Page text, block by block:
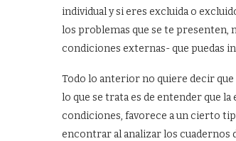
individual y si eres excluida o
los problemas que se te presenten,
condiciones externas- que puedas
Todo lo anterior no quiere decir
lo que se trata es de entender que
condiciones, favorece a un cierto
encontrar al analizar los cuadernos